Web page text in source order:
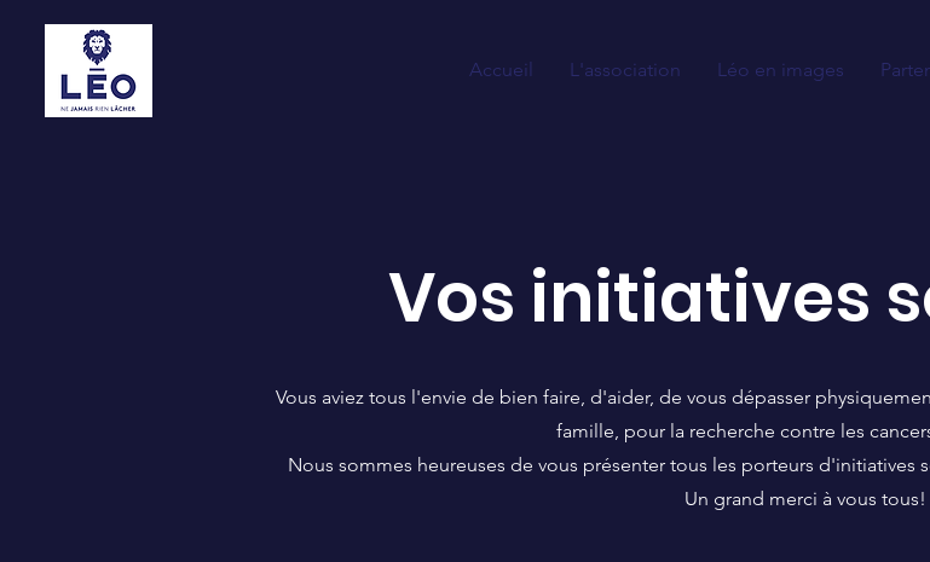
Accueil L'association Léo en images
Vos initiatives
Vous aviez tous l'envie de bien faire, d'aider, de vous dépasser
famille, pour la recherche contre les
Nous sommes heureuses de vous présenter tous les porteurs d'initiatives
Un grand merci à vous tous!